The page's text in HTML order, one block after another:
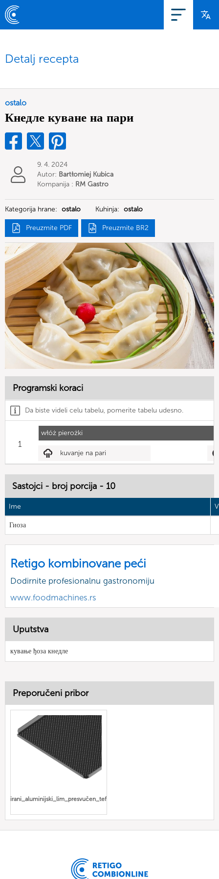
Detalj recepta
ostalo
Кнедле куване на пари
9. 4. 2024
Autor: Bartłomiej Kubica
Kompanija : RM Gastro
Kategorija hrane: ostalo Kuhinja: ostalo
Preuzmite PDF Preuzmite BR2
Programski koraci
Da biste videli celu tabelu, pomerite tabelu udesno.
włóż pierożki
1
kuvanje na pari
Sastojci - broj porcija - 10
Ime
Гиоза
Retigo kombinovane peći
Dodirnite profesionalnu gastronomiju
www.foodmachines.rs
Uputstva
кување ђоза кнедле
Preporučeni pribor